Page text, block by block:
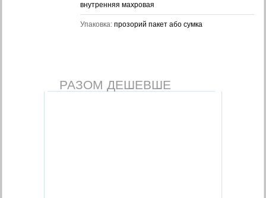
внутренняя махровая
Упаковка: прозорий пакет або сумка
РАЗОМ ДЕШЕВШЕ